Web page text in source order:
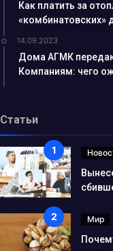
Как платить за
«комбинатовских»
14.09.2023
Дома АГМК
Компаниям: чего
Статьи
Мир